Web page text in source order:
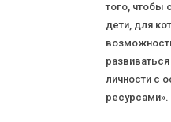
того, чтобы
дети, для
личности с
ресурсами».